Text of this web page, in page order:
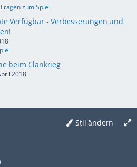
zum Spiel
Verfügbar - Verbesserungen und
beim Clankrieg
2018
Stil ändern